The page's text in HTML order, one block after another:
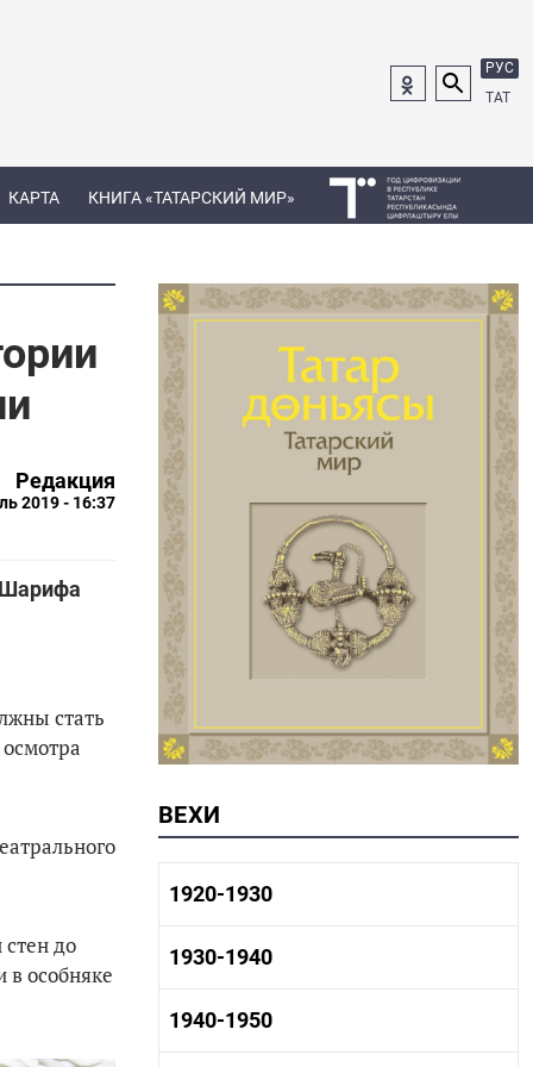
РУС
ТАТ
КАРТА КНИГА «ТАТАРСКИЙ МИР»
Редакция
2019 - 16:37
Шарифа
стать
до
в особняке
ВЕХИ
1920-1930
1920-1930 история
1920-1930 культура
1930-1940
1930-1940 история
1930-1940 культура
1940-1950